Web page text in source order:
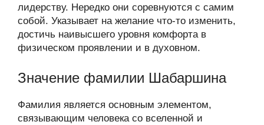
лидерству. Нередко они соревнуются с самим
собой. Указывает на желание что-то изменить,
достичь наивысшего уровня комфорта в
физическом проявлении и в духовном.
Значение фамилии Шабаршина
Фамилия является основным элементом,
связывающим человека со вселенной и